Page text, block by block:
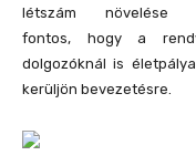
létszám növelése
fontos, hogy a
dolgozóknál is
kerüljön bevezetésre.